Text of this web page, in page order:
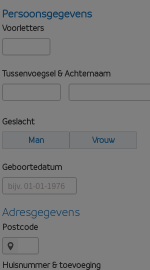
Persoonsgegevens
Voorletters
Tussenvoegsel & Achternaam
Geslacht
Man
Vrouw
Geboortedatum
Adresgegevens
Postcode
Huisnummer & toevoeging